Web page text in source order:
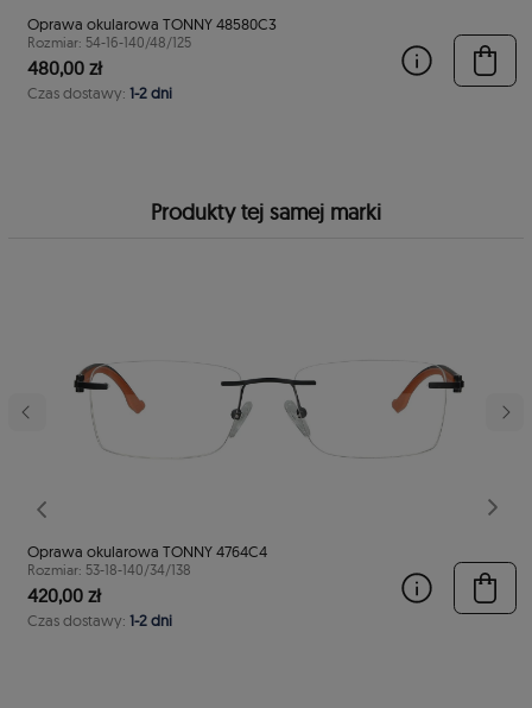
Oprawa okularowa TONNY 48580C3
Rozmiar: 54-16-140/48/125
480,00 zł
Czas dostawy: 1-2 dni
Produkty tej samej marki
Poprzedni
Oprawa okularowa TONNY 4764C4
Rozmiar: 53-18-140/34/138
420,00 zł
Czas dostawy: 1-2 dni